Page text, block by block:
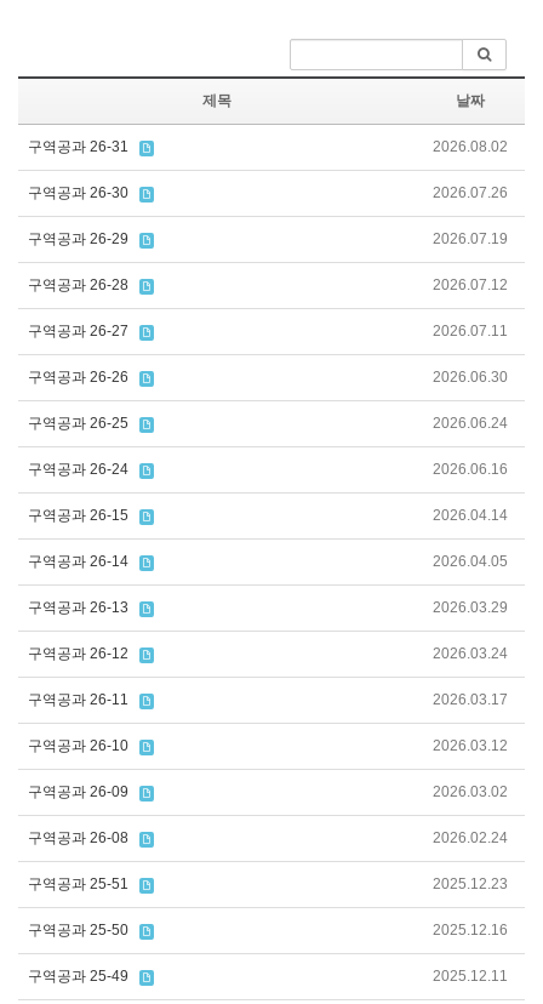
제목 날짜
구역공과 26-31 2026.08.02
구역공과 26-30 2026.07.26
구역공과 26-29 2026.07.19
구역공과 26-28 2026.07.12
구역공과 26-27 2026.07.11
구역공과 26-26 2026.06.30
구역공과 26-25 2026.06.24
구역공과 26-24 2026.06.16
구역공과 26-15 2026.04.14
구역공과 26-14 2026.04.05
구역공과 26-13 2026.03.29
구역공과 26-12 2026.03.24
구역공과 26-11 2026.03.17
구역공과 26-10 2026.03.12
구역공과 26-09 2026.03.02
구역공과 26-08 2026.02.24
구역공과 25-51 2025.12.23
구역공과 25-50 2025.12.16
구역공과 25-49 2025.12.11